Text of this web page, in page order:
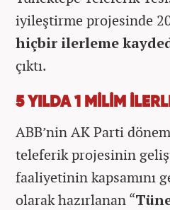
iyileştirme projesinde
hiçbir ilerleme
çıktı.
5 YILDA 1 MİLİM
ABB’nin AK Parti
teleferik projesinin
faaliyetinin kapsamını
olarak hazırlanan “